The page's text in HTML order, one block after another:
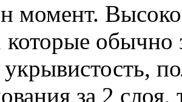
момент.
которые
за 2